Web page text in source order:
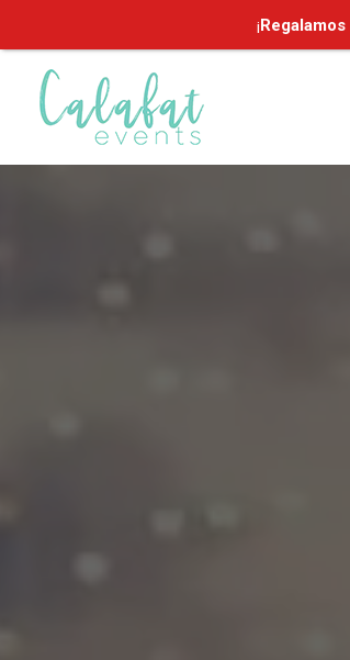
¡Regalamos